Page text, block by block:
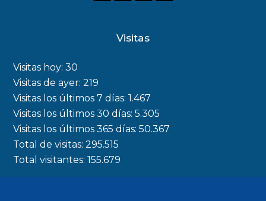
o
k
a
m
r
Visitas
Visitas hoy:30
Visitas de ayer:219
Visitas los últimos 7 días:1.467
Visitas los últimos 30 días:5.305
Visitas los últimos 365 días:50.367
Total de visitas:295.515
Total visitantes:155.679